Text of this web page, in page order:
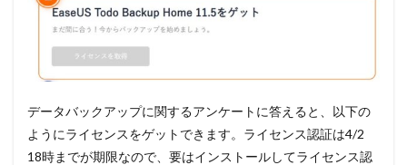
データバックアップに関するアンケートに答えると、以下の
ようにライセンスをゲットできます。ライセンス認証は4/2
18時までが期限なので、要はインストールしてライセンス認